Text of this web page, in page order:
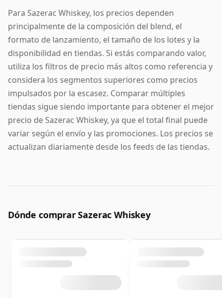
Para Sazerac Whiskey, los precios dependen
principalmente de la composición del blend, el
formato de lanzamiento, el tamaño de los lotes y la
disponibilidad en tiendas. Si estás comparando valor,
utiliza los filtros de precio más altos como referencia y
considera los segmentos superiores como precios
impulsados por la escasez. Comparar múltiples
tiendas sigue siendo importante para obtener el mejor
precio de Sazerac Whiskey, ya que el total final puede
variar según el envío y las promociones. Los precios se
actualizan diariamente desde los feeds de las tiendas.
Dónde comprar Sazerac Whiskey